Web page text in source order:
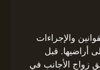
والإجراءات
أراضيها. قبل
زواج الأجانب في